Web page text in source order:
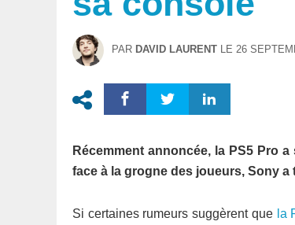
PAR DAVID LAURENT LE 26
Récemment annoncée, la PS5 Pro
face à la grogne des joueurs, Sony
Si certaines rumeurs suggèrent que la